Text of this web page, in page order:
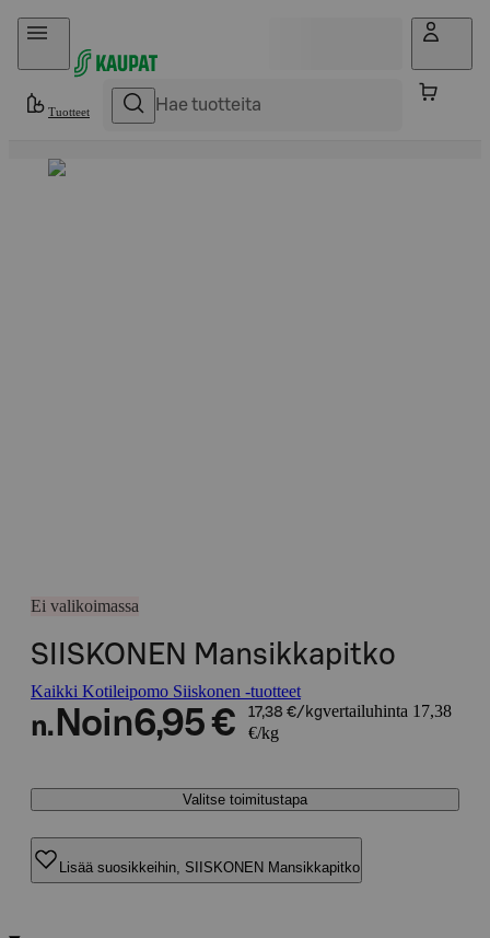
Hyppää sisältöön
Tuotteet
Ei valikoimassa
SIISKONEN Mansikkapitko
Kaikki Kotileipomo Siiskonen -tuotteet
n. Noin6,95 € 17,38 €/kgvertailuhinta 17,38
€/kg
Valitse toimitustapa
Lisää suosikkeihin, SIISKONEN Mansikkapitko